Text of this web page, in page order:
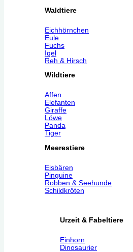
Waldtiere
Eichhörnchen
Eule
Fuchs
Igel
Reh & Hirsch
Wildtiere
Affen
Elefanten
Giraffe
Löwe
Panda
Tiger
Meerestiere
Eisbären
Pinguine
Robben & Seehunde
Schildkröten
Urzeit & Fabeltiere
Einhorn
Dinosaurier